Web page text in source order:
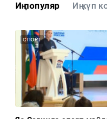
Иң популяр Иң күп
СПОРТ